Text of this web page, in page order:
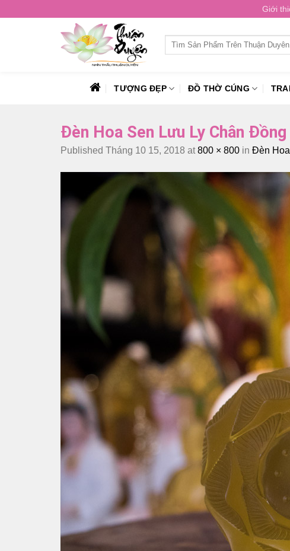
Giới
Tìm
TƯỢNG ĐẸP ĐỒ THỜ CÚNG
Đèn Hoa Sen Lưu Ly Chân Đồng
Published Tháng 10 15, 2018 at 800 × 800 in Đèn